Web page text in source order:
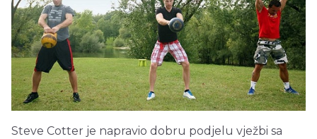
Steve Cotter je napravio dobru podjelu vježbi sa